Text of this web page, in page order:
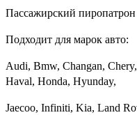
Пассажирский
Подходит для марок авто:
Audi, Bmw, Changan,
Haval, Honda, Hyunday,
Jaecoo, Infiniti, Kia, Land